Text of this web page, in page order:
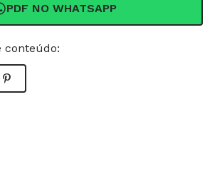
PDF NO WHATSAPP
conteúdo: